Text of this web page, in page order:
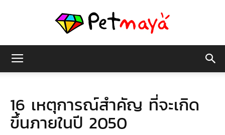
มายา
16 เหตุการณ์สำคัญ ที่จะเกิด
ขึ้นภายในปี 2050